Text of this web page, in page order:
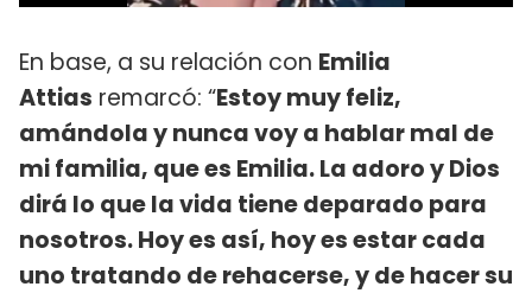
En base, a su relación con Emilia
Attias remarcó: “Estoy muy feliz,
amándola y nunca voy a hablar mal de
mi familia, que es Emilia. La adoro y Dios
dirá lo que la vida tiene deparado para
nosotros. Hoy es así, hoy es estar cada
uno tratando de rehacerse, y de hacer su